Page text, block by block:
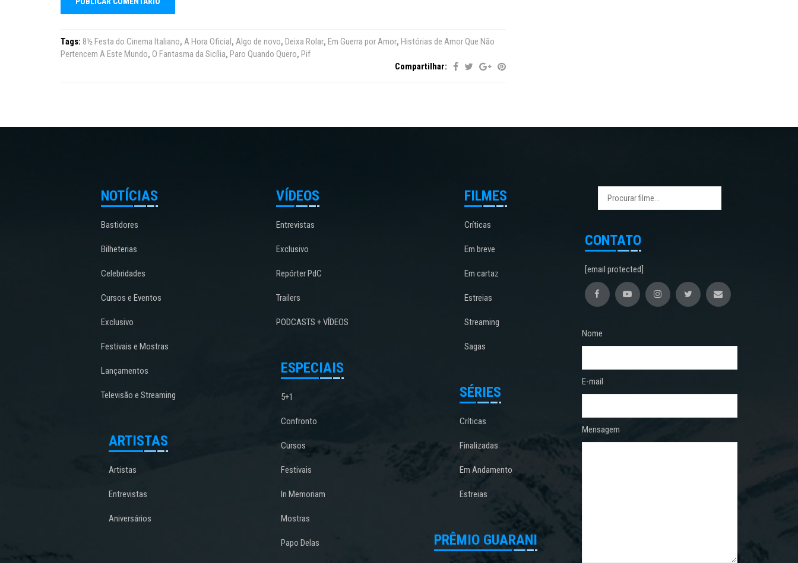
Tags: 8½ Festa do Cinema Italiano, A Hora Oficial, Algo de novo, Deixa Rolar, Em Guerra por Amor, Histórias de Amor Que Não
Pertencem A Este Mundo, O Fantasma da Sicília, Paro Quando Quero, Pif
Compartilhar:
NOTÍCIAS
Bastidores
Bilheterias
Celebridades
Cursos e Eventos
Exclusivo
Festivais e Mostras
Lançamentos
Televisão e Streaming
ARTISTAS
Artistas
Entrevistas
Aniversários
VÍDEOS
Entrevistas
Exclusivo
Repórter PdC
Trailers
PODCASTS + VÍDEOS
ESPECIAIS
5+1
Confronto
Cursos
Festivais
In Memoriam
Mostras
Papo Delas
FILMES
Críticas
Em breve
Em cartaz
Estreias
Streaming
Sagas
SÉRIES
Críticas
Finalizadas
Em Andamento
Estreias
PRÊMIO GUARANI
CONTATO
[email protected]
Nome
E-mail
Mensagem